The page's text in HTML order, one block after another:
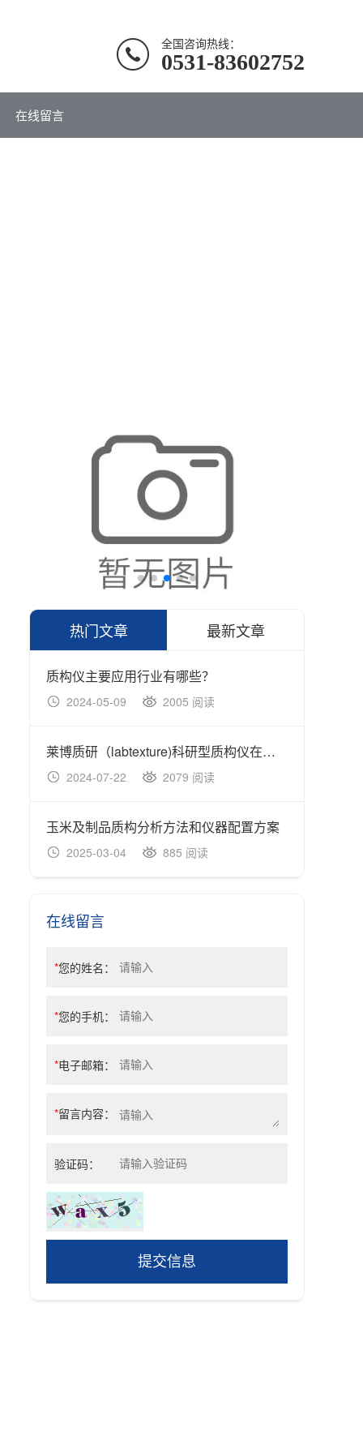
全国咨询热线：
0531-83602752
在线留言
热门文章 最新文章
质构仪主要应用行业有哪些？
2024-05-09 2005 阅读
莱博质研（labtexture)科研型质构仪在果蔬行业的应用有哪些？
2024-07-22 2079 阅读
玉米及制品质构分析方法和仪器配置方案
2025-03-04 885 阅读
在线留言
*您的姓名：
*您的手机：
*电子邮箱：
*留言内容：
验证码：
提交信息